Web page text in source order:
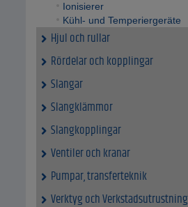
Ionisierer
Kühl- und Temperiergeräte
Hjul och rullar
Rördelar och kopplingar
Slangar
Slangklämmor
Slangkopplingar
Ventiler och kranar
Pumpar, transferteknik
Verktyg och Verkstadsutrustning